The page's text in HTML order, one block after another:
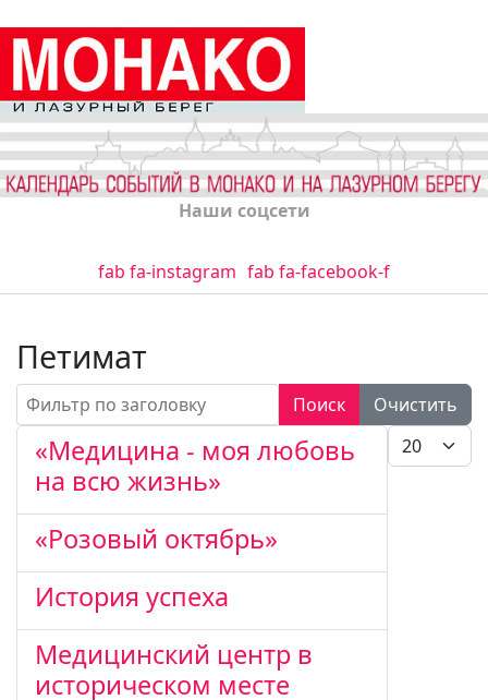
Наши соцсети
fab fa-instagram fab fa-facebook-f
Петимат
Фильтр по заголовку Поиск
Очистить
Кол-во
«Медицина - моя любовь
на всю жизнь»
«Розовый октябрь»
История успеха
Медицинский центр в
историческом месте